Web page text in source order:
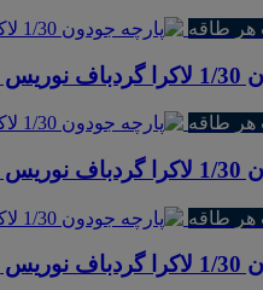
هر طاقه
هر طاقه
لی
هر طاقه